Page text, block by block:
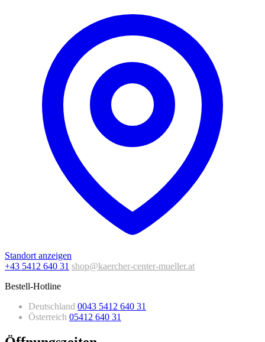
Standort anzeigen
+43 5412 640 31 shop@kaercher-center-mueller.at
Bestell-Hotline
Deutschland 0043 5412 640 31
Österreich 05412 640 31